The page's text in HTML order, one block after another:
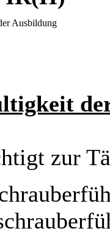
Ausbildung
zur